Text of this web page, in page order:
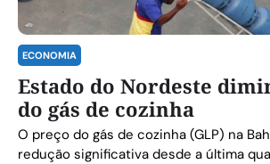
ECONOMIA
Estado do Nordeste
do gás de cozinha
O preço do gás de cozinha (GLP) na
redução significativa desde a última